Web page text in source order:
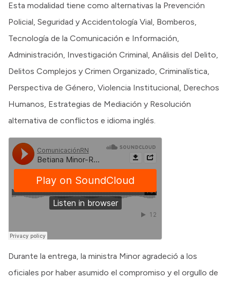
Esta modalidad tiene como alternativas la Prevención
Policial, Seguridad y Accidentología Vial, Bomberos,
Tecnología de la Comunicación e Información,
Administración, Investigación Criminal, Análisis del Delito,
Delitos Complejos y Crimen Organizado, Criminalística,
Perspectiva de Género, Violencia Institucional, Derechos
Humanos, Estrategias de Mediación y Resolución
alternativa de conflictos e idioma inglés.
Durante la entrega, la ministra Minor agradeció a los
oficiales por haber asumido el compromiso y el orgullo de